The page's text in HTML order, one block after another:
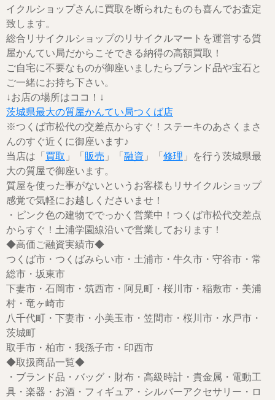
イクルショップさんに買取を断られたものも喜んでお査定
致します。
総合リサイクルショップのリサイクルマートを運営する質
屋かんてい局だからこそできる納得の高額買取！
ご自宅に不要なものが御座いましたらブランド品や宝石と
ご一緒にお持ち下さい。
↓お店の場所はココ！↓
茨城県最大の質屋かんてい局つくば店
※つくば市松代の交差点からすぐ！ステーキのあさくまさ
んのすぐ近くに御座います♪
当店は「 買取 」「 販売 」「 融資 」「 修理 」を行う茨城県最
大の質屋で御座います。
質屋を使った事がないというお客様もリサイクルショップ
感覚で気軽にお越しくださいませ！
・ピンク色の建物ででっかく営業中！つくば市松代交差点
からすぐ！土浦学園線沿いで営業しております！
◆高価ご融資実績市◆
つくば市・つくばみらい市・土浦市・牛久市・守谷市・常
総市・坂東市
下妻市・石岡市・筑西市・阿見町・桜川市・稲敷市・美浦
村・竜ヶ崎市
八千代町・下妻市・小美玉市・笠間市・桜川市・水戸市・
茨城町
取手市・柏市・我孫子市・印西市
◆取扱商品一覧◆
・ブランド品・バッグ・財布・高級時計・貴金属・電動工
具・楽器・お酒・フィギュア・シルバーアクセサリー・ロ